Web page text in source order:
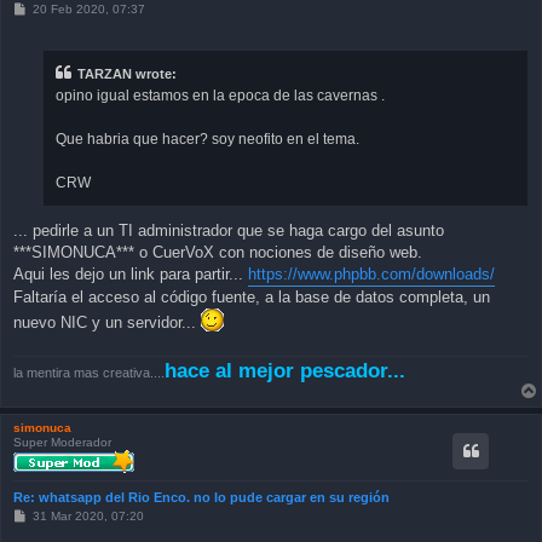
P20 Feb 2020, 07:37
TARZAN wrote:
opino igual estamos en la epoca de las cavernas .
Que habria que hacer? soy neofito en el tema.
CRW
... pedirle a un TI administrador que se haga cargo del asunto
***SIMONUCA*** o CuerVoX con nociones de diseño web.
Aqui les dejo un link para partir... https://www.phpbb.com/downloads/
Faltaría el acceso al código fuente, a la base de datos completa, un
nuevo NIC y un servidor...
la mentira mas creativa.... hace al mejor pescador...
simonuca
Super Moderador
Re: whatsapp del Rio Enco. no lo pude cargar en su región
P31 Mar 2020, 07:20